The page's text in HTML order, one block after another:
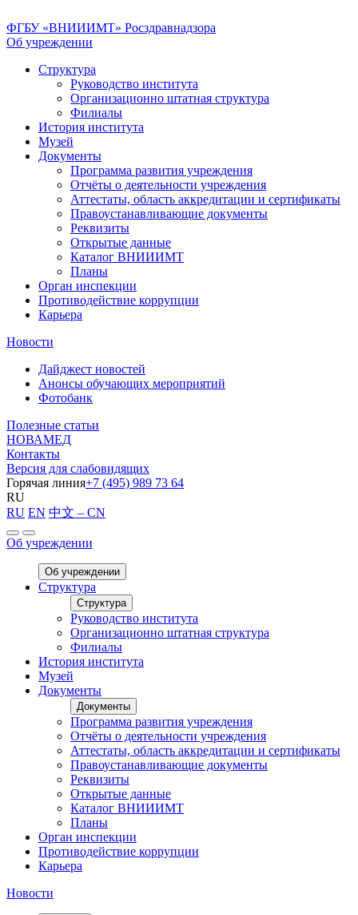
ФГБУ «ВНИИИМТ» Росздравнадзора
Об учреждении
Структура
Руководство института
Организационно штатная структура
Филиалы
История института
Музей
Документы
Программа развития учреждения
Отчёты о деятельности учреждения
Аттестаты, область аккредитации и сертификаты
Правоустанавливающие документы
Реквизиты
Открытые данные
Каталог ВНИИИМТ
Планы
Орган инспекции
Противодействие коррупции
Карьера
Новости
Дайджест новостей
Анонсы обучающих мероприятий
Фотобанк
Полезные статьи
НОВАМЕД
Контакты
Версия для слабовидящих
Горячая линия+7 (495) 989 73 64
RU
RU EN 中文 – CN
Об учреждении
Об учреждении
Структура
Структура
Руководство института
Организационно штатная структура
Филиалы
История института
Музей
Документы
Документы
Программа развития учреждения
Отчёты о деятельности учреждения
Аттестаты, область аккредитации и сертификаты
Правоустанавливающие документы
Реквизиты
Открытые данные
Каталог ВНИИИМТ
Планы
Орган инспекции
Противодействие коррупции
Карьера
Новости